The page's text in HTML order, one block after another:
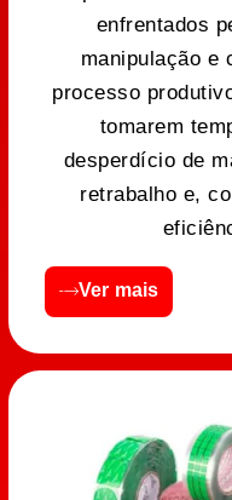
enfrentados
manipulação e
processo
tomarem
desperdício de
retrabalho e,
Ver mais